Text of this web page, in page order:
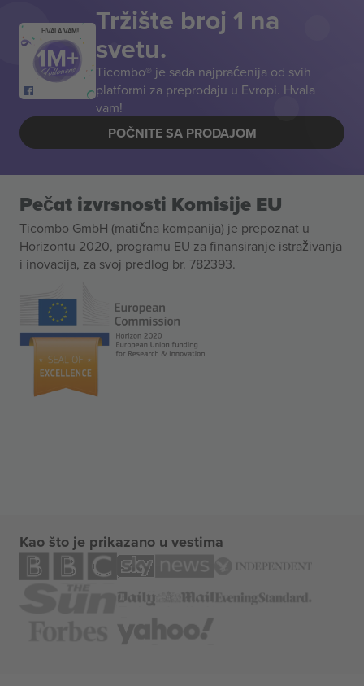
HVALA VAM! Tržište broj 1 na
svetu.
Ticombo® je sada najpraćenija od svih
platformi za preprodaju u Evropi. Hvala
vam!
POČNITE SA PRODAJOM
Pečat izvrsnosti Komisije EU
Ticombo GmbH (matična kompanija) je prepoznat u
Horizontu 2020, programu EU za finansiranje istraživanja
i inovacija, za svoj predlog br. 782393.
Kao što je prikazano u vestima